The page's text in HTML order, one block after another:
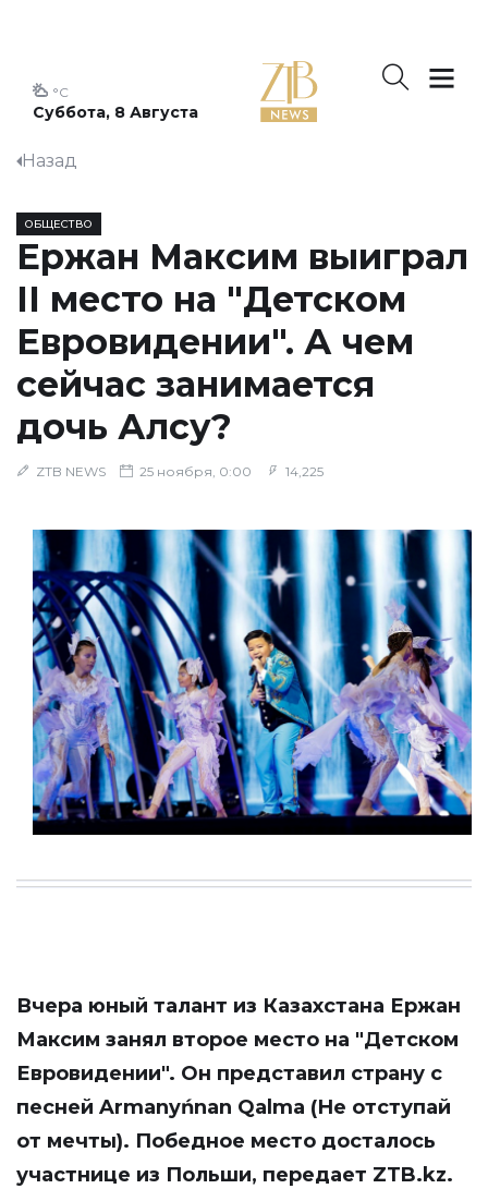
Суббота, 8 Августа
°C
Назад
ОБЩЕСТВО
Ержан Максим выиграл
II место на "Детском
Евровидении". А чем
сейчас занимается
дочь Алсу?
ZTB NEWS 25 ноября, 0:00 14,225
Вчера юный талант из Казахстана Ержан
Максим занял второе место на "Детском
Евровидении". Он представил страну с
песней Armanyńnan Qalma (Не отступай
от мечты). Победное место досталось
участнице из Польши, передает ZTB.kz.